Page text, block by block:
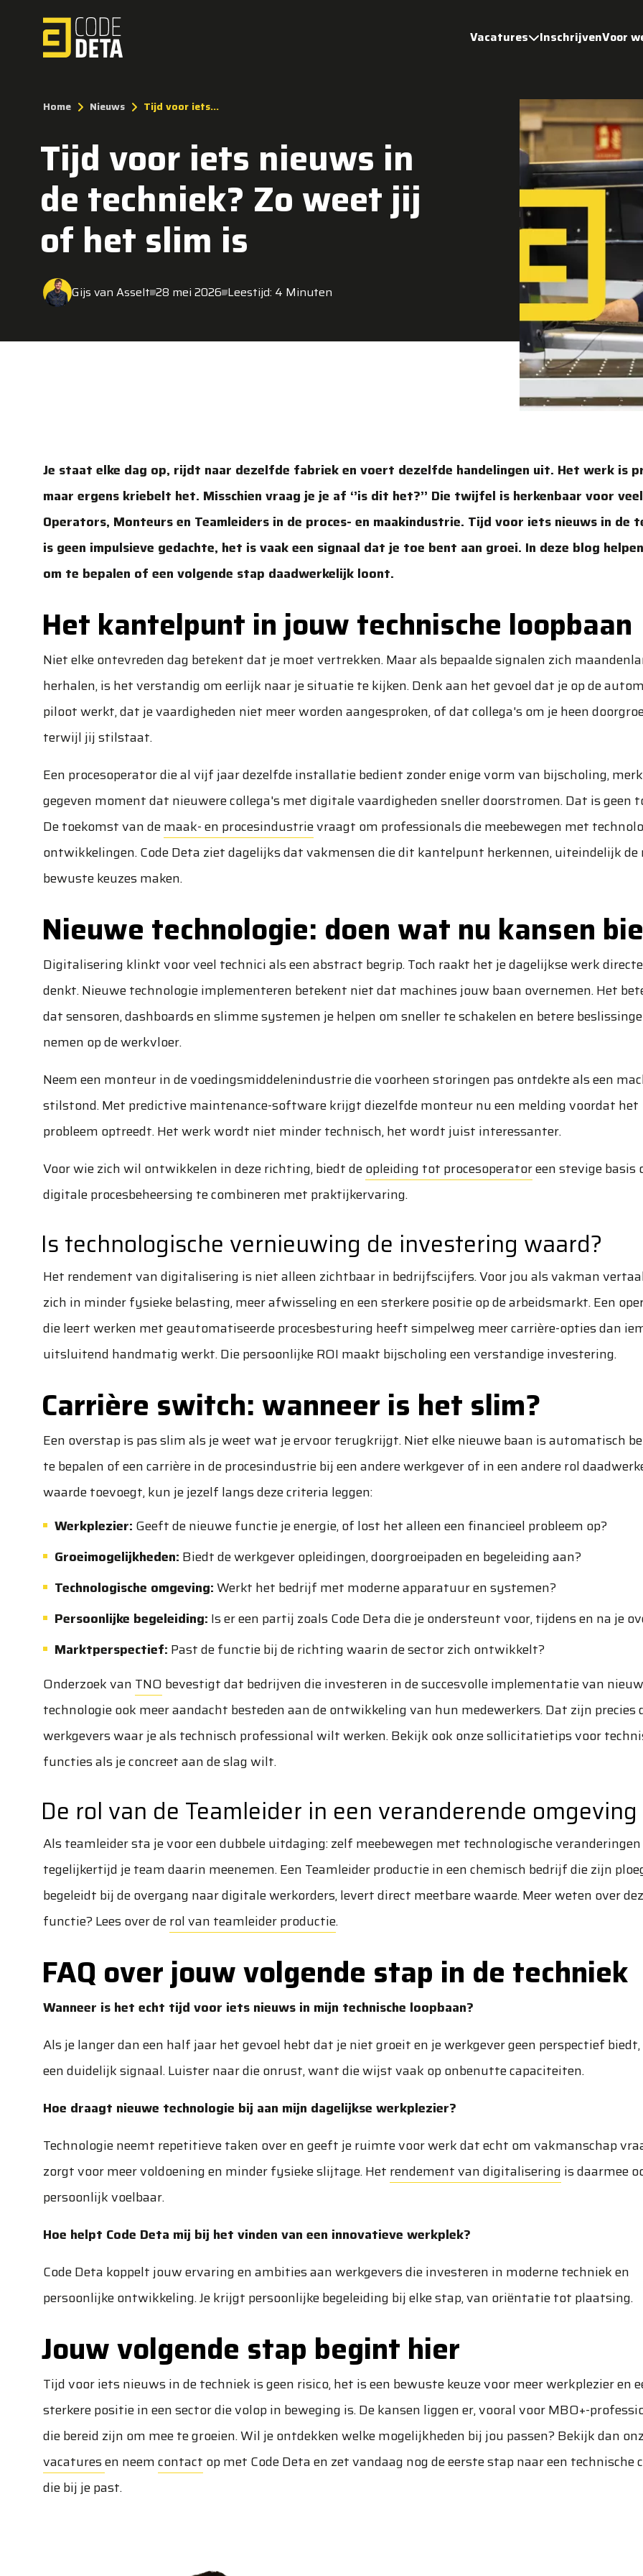
Vacatures InschrijvenVoor
Home Nieuws Tijd voor iets...
Tijd voor iets nieuws in
de techniek? Zo weet jij
of het slim is
Gijs van Asselt 28 mei 2026 Leestijd: 4 Minuten
Je staat elke dag op, rijdt naar dezelfde fabriek en voert dezelfde handelingen uit. Het werk is
maar ergens kriebelt het. Misschien vraag je je af ‘’is dit het?’’ Die twijfel is herkenbaar voor veel
Operators, Monteurs en Teamleiders in de proces- en maakindustrie. Tijd voor iets nieuws in de
is geen impulsieve gedachte, het is vaak een signaal dat je toe bent aan groei. In deze blog
om te bepalen of een volgende stap daadwerkelijk loont.
Het kantelpunt in jouw technische loopbaan
Niet elke ontevreden dag betekent dat je moet vertrekken. Maar als bepaalde signalen zich
herhalen, is het verstandig om eerlijk naar je situatie te kijken. Denk aan het gevoel dat je op de
piloot werkt, dat je vaardigheden niet meer worden aangesproken, of dat collega's om je heen
terwijl jij stilstaat.
Een procesoperator die al vijf jaar dezelfde installatie bedient zonder enige vorm van bijscholing,
gegeven moment dat nieuwere collega's met digitale vaardigheden sneller doorstromen. Dat is geen
De toekomst van demaak- en procesindustrievraagt om professionals die meebewegen met
ontwikkelingen. Code Deta ziet dagelijks dat vakmensen die dit kantelpunt herkennen, uiteindelijk de
bewuste keuzes maken.
Nieuwe technologie: doen wat nu kansen
Digitalisering klinkt voor veel technici als een abstract begrip. Toch raakt het je dagelijkse werk
denkt. Nieuwe technologie implementeren betekent niet dat machines jouw baan overnemen. Het
dat sensoren, dashboards en slimme systemen je helpen om sneller te schakelen en betere
nemen op de werkvloer.
Neem een monteur in de voedingsmiddelenindustrie die voorheen storingen pas ontdekte als een
stilstond. Met predictive maintenance-software krijgt diezelfde monteur nu een melding voordat het
probleem optreedt. Het werk wordt niet minder technisch, het wordt juist interessanter.
Voor wie zich wil ontwikkelen in deze richting, biedt deopleiding tot procesoperatoreen stevige basis
digitale procesbeheersing te combineren met praktijkervaring.
Is technologische vernieuwing de investering waard?
Het rendement van digitalisering is niet alleen zichtbaar in bedrijfscijfers. Voor jou als vakman
zich in minder fysieke belasting, meer afwisseling en een sterkere positie op de arbeidsmarkt. Een
die leert werken met geautomatiseerde procesbesturing heeft simpelweg meer carrière-opties dan
uitsluitend handmatig werkt. Die persoonlijke ROI maakt bijscholing een verstandige investering.
Carrière switch: wanneer is het slim?
Een overstap is pas slim als je weet wat je ervoor terugkrijgt. Niet elke nieuwe baan is automatisch
te bepalen of een carrière in de procesindustrie bij een andere werkgever of in een andere rol
waarde toevoegt, kun je jezelf langs deze criteria leggen:
Werkplezier: Geeft de nieuwe functie je energie, of lost het alleen een financieel probleem op?
Groeimogelijkheden: Biedt de werkgever opleidingen, doorgroeipaden en begeleiding aan?
Technologische omgeving:Werkt het bedrijf met moderne apparatuur en systemen?
Persoonlijke begeleiding: Is er een partij zoals Code Deta die je ondersteunt voor, tijdens en na je
Marktperspectief: Past de functie bij de richting waarin de sector zich ontwikkelt?
Onderzoek van TNO bevestigt dat bedrijven die investeren in de succesvolle implementatie van
technologie ook meer aandacht besteden aan de ontwikkeling van hun medewerkers. Dat zijn precies
werkgevers waar je als technisch professional wilt werken. Bekijk ook onzesollicitatietips voor
functiesals je concreet aan de slag wilt.
De rol van de Teamleider in een veranderende omgeving
Als teamleider sta je voor een dubbele uitdaging: zelf meebewegen met technologische veranderingen
tegelijkertijd je team daarin meenemen. Een Teamleider productie in een chemisch bedrijf die zijn
begeleidt bij de overgang naar digitale werkorders, levert direct meetbare waarde. Meer weten over
functie? Lees over derol van teamleider productie.
FAQ over jouw volgende stap in de techniek
Wanneer is het echt tijd voor iets nieuws in mijn technische loopbaan?
Als je langer dan een half jaar het gevoel hebt dat je niet groeit en je werkgever geen perspectief
een duidelijk signaal. Luister naar die onrust, want die wijst vaak op onbenutte capaciteiten.
Hoe draagt nieuwe technologie bij aan mijn dagelijkse werkplezier?
Technologie neemt repetitieve taken over en geeft je ruimte voor werk dat echt om vakmanschap
zorgt voor meer voldoening en minder fysieke slijtage. Het rendement van digitalisering is daarmee
persoonlijk voelbaar.
Hoe helpt Code Deta mij bij het vinden van een innovatieve werkplek?
Code Deta koppelt jouw ervaring en ambities aan werkgevers die investeren in moderne techniek en
persoonlijke ontwikkeling. Je krijgt persoonlijke begeleiding bij elke stap, van oriëntatie tot plaatsing.
Jouw volgende stap begint hier
Tijd voor iets nieuws in de techniek is geen risico, het is een bewuste keuze voor meer werkplezier en
sterkere positie in een sector die volop in beweging is. De kansen liggen er, vooral voor MBO+-
die bereid zijn om mee te groeien. Wil je ontdekken welke mogelijkheden bij jou passen? Bekijk dan
vacaturesen neemcontact op met Code Deta en zet vandaag nog de eerste stap naar een technische
die bij je past.